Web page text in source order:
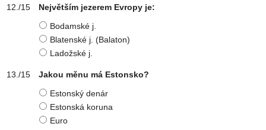
Největším jezerem Evropy je:
Bodamské j.
Blatenské j. (Balaton)
Ladožské j.
Jakou měnu má Estonsko?
Estonský denár
Estonská koruna
Euro